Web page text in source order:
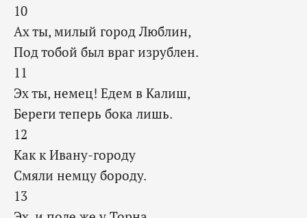
10
Ах ты, милый город Люблин,
Под тобой был враг изрублен.
11
Эх ты, немец! Едем в Калиш,
Береги теперь бока лишь.
12
Как к Ивану-городу
Смяли немцу бороду.
13